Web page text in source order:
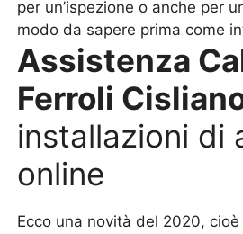
per un’ispezione o anche per
modo da sapere prima come
Assistenza
Ferroli
installazioni di
online
Ecco una novità del 2020, cioè